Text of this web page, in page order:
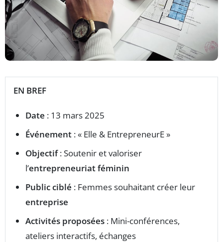
EN BREF
Date : 13 mars 2025
Événement : « Elle & EntrepreneurE »
Objectif: Soutenir et valoriser
l’entrepreneuriat féminin
Public ciblé : Femmes souhaitant créer leur
entreprise
Activités proposées : Mini-conférences,
ateliers interactifs, échanges